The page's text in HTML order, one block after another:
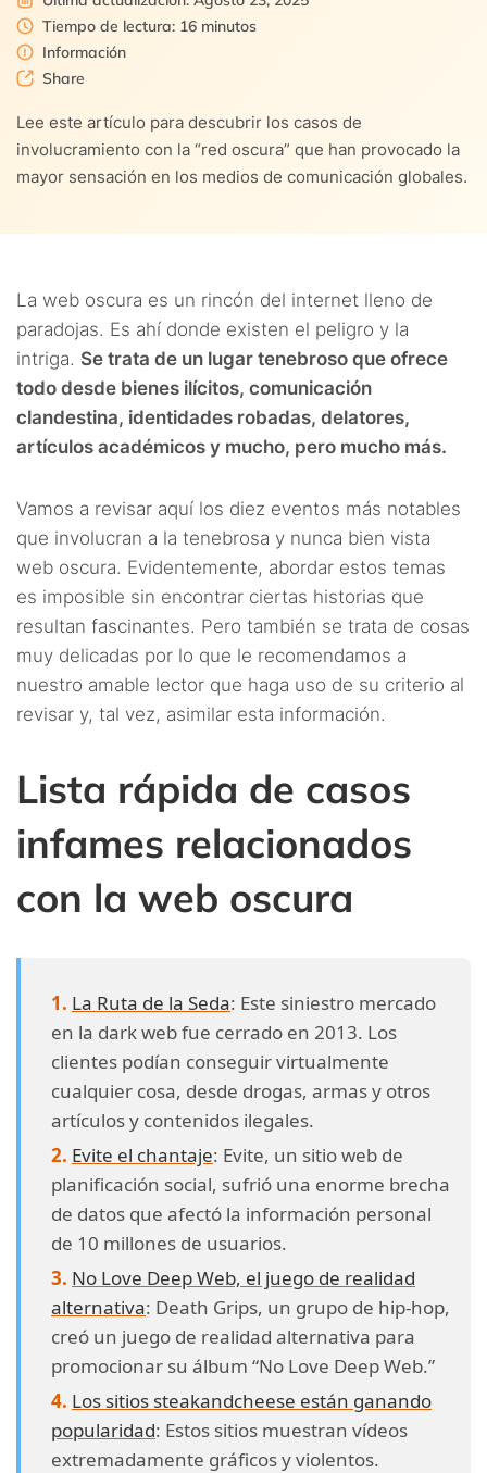
Tiempo de lectura: 16 minutos
Información
Share
Lee este artículo para descubrir los casos de
involucramiento con la “red oscura” que han provocado la
mayor sensación en los medios de comunicación globales.
La web oscura es un rincón del internet lleno de
paradojas. Es ahí donde existen el peligro y la
intriga. Se trata de un lugar tenebroso que ofrece
todo desde bienes ilícitos, comunicación
clandestina, identidades robadas, delatores,
artículos académicos y mucho, pero mucho más.
Vamos a revisar aquí los diez eventos más notables
que involucran a la tenebrosa y nunca bien vista
web oscura. Evidentemente, abordar estos temas
es imposible sin encontrar ciertas historias que
resultan fascinantes. Pero también se trata de cosas
muy delicadas por lo que le recomendamos a
nuestro amable lector que haga uso de su criterio al
revisar y, tal vez, asimilar esta información.
Lista rápida de casos
infames relacionados
con la web oscura
La Ruta de la Seda: Este siniestro mercado
en la dark web fue cerrado en 2013. Los
clientes podían conseguir virtualmente
cualquier cosa, desde drogas, armas y otros
artículos y contenidos ilegales.
Evite el chantaje: Evite, un sitio web de
planificación social, sufrió una enorme brecha
de datos que afectó la información personal
de 10 millones de usuarios.
No Love Deep Web, el juego de realidad
alternativa: Death Grips, un grupo de hip-hop,
creó un juego de realidad alternativa para
promocionar su álbum “No Love Deep Web.”
Los sitios steakandcheese están ganando
popularidad: Estos sitios muestran vídeos
extremadamente gráficos y violentos.
3.6. 6. El caso de Peter Scully
3.7. 7. El arresto de Hieu Minh Ngo
3.8. 8. Julian Assange
3.9. 9. Edward Snowden
3.10. 10. Los fraudes de sicarios